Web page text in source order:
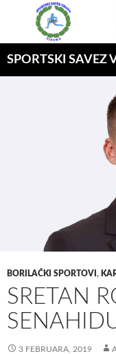
SPORTSKI SAVEZ
BORILAČKI SPORTOVI ,
SRETAN
3 FEBRUARA, 2019